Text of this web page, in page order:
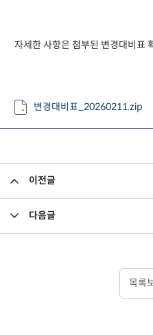
자세한 사항은 첨부된 변경대비표
변경대비표_20260211.zip
이전글
다음글
목록